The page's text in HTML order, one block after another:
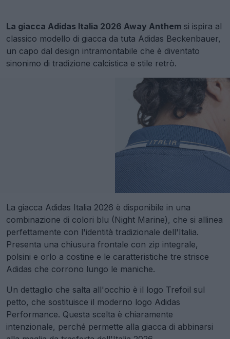
La giacca Adidas Italia 2026 Away Anthem si ispira al
classico modello di giacca da tuta Adidas Beckenbauer,
un capo dal design intramontabile che è diventato
sinonimo di tradizione calcistica e stile retrò.
La giacca Adidas Italia 2026 è disponibile in una
combinazione di colori blu (Night Marine), che si allinea
perfettamente con l'identità tradizionale dell'Italia.
Presenta una chiusura frontale con zip integrale,
polsini e orlo a costine e le caratteristiche tre strisce
Adidas che corrono lungo le maniche.
Un dettaglio che salta all'occhio è il logo Trefoil sul
petto, che sostituisce il moderno logo Adidas
Performance. Questa scelta è chiaramente
intenzionale, perché permette alla giacca di abbinarsi